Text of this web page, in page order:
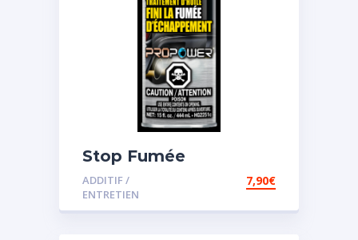
Stop Fumée
ADDITIF /
ENTRETIEN
7,90€